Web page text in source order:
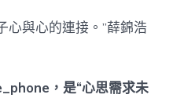
心與心的連接。”薛錦浩
，是“心思需求未